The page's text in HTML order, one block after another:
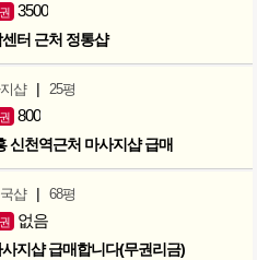
권 3500
터 근처 정통샵
샵 | 25평
권 800
신천역근처 마사지샵 급매
샵 | 68평
권 없음
지샵 급매합니다(무권리금)